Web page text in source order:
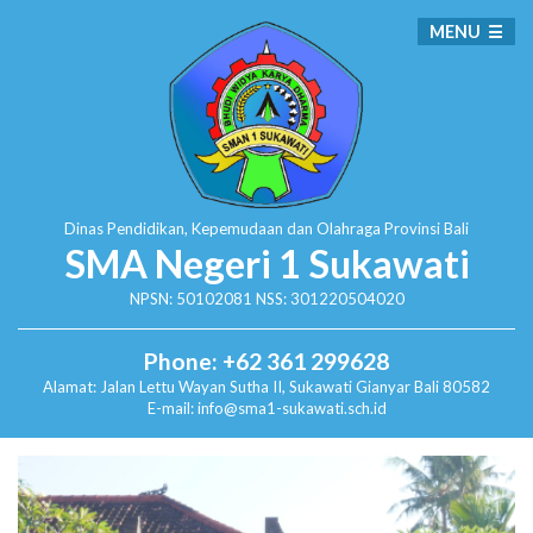
Dinas Pendidikan, Kepemudaan dan Olahraga Provinsi Bali
SMA Negeri 1 Sukawati
NPSN: 50102081 NSS: 301220504020
Phone: +62 361 299628
Alamat: Jalan Lettu Wayan Sutha II, SukawatiGianyar Bali 80582
E-mail: info@sma1-sukawati.sch.id
MENU